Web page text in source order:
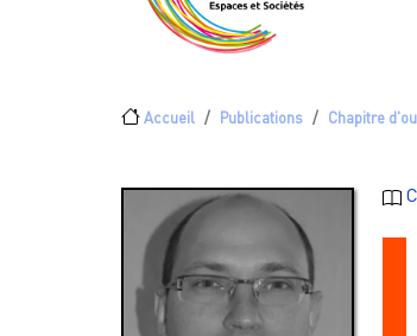
Fil d'Ariane
Accueil Publications Chapitre